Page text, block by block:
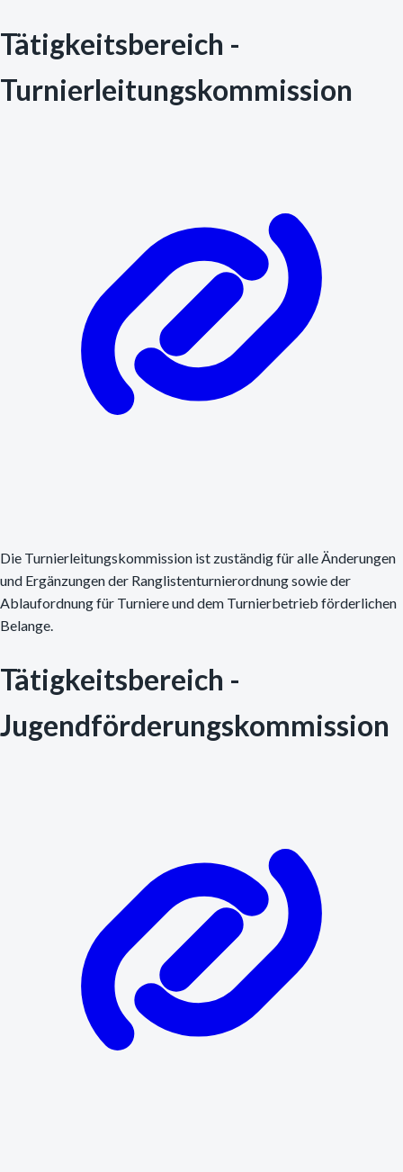
Tätigkeitsbereich -
Turnierleitungskommission
Die Turnierleitungskommission ist zuständig für alle Änderungen
und Ergänzungen der Ranglistenturnierordnung sowie der
Ablaufordnung für Turniere und dem Turnierbetrieb förderlichen
Belange.
Tätigkeitsbereich -
Jugendförderungskommission